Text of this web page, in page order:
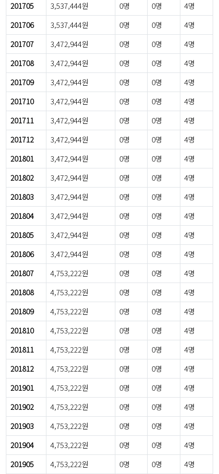
201705
3,537,444원 0명 0명
4명
201706
3,537,444원 0명 0명
4명
201707
3,472,944원 0명 0명
4명
201708
3,472,944원 0명 0명
4명
201709
3,472,944원 0명 0명
4명
201710
3,472,944원 0명 0명
4명
201711
3,472,944원 0명 0명
4명
201712
3,472,944원 0명 0명
4명
201801
3,472,944원 0명 0명
4명
201802
3,472,944원 0명 0명
4명
201803
3,472,944원 0명 0명
4명
201804
3,472,944원 0명 0명
4명
201805
3,472,944원 0명 0명
4명
201806
3,472,944원 0명 0명
4명
201807
4,753,222원 0명 0명
4명
201808
4,753,222원 0명 0명
4명
201809
4,753,222원 0명 0명
4명
201810
4,753,222원 0명 0명
4명
201811
4,753,222원 0명 0명
4명
201812
4,753,222원 0명 0명
4명
201901
4,753,222원 0명 0명
4명
201902
4,753,222원 0명 0명
4명
201903
4,753,222원 0명 0명
4명
201904
4,753,222원 0명 0명
4명
201905
4,753,222원 0명 0명
4명